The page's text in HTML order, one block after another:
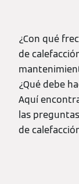
¿Con qué
de
¿Qué debe
Aquí
las
de